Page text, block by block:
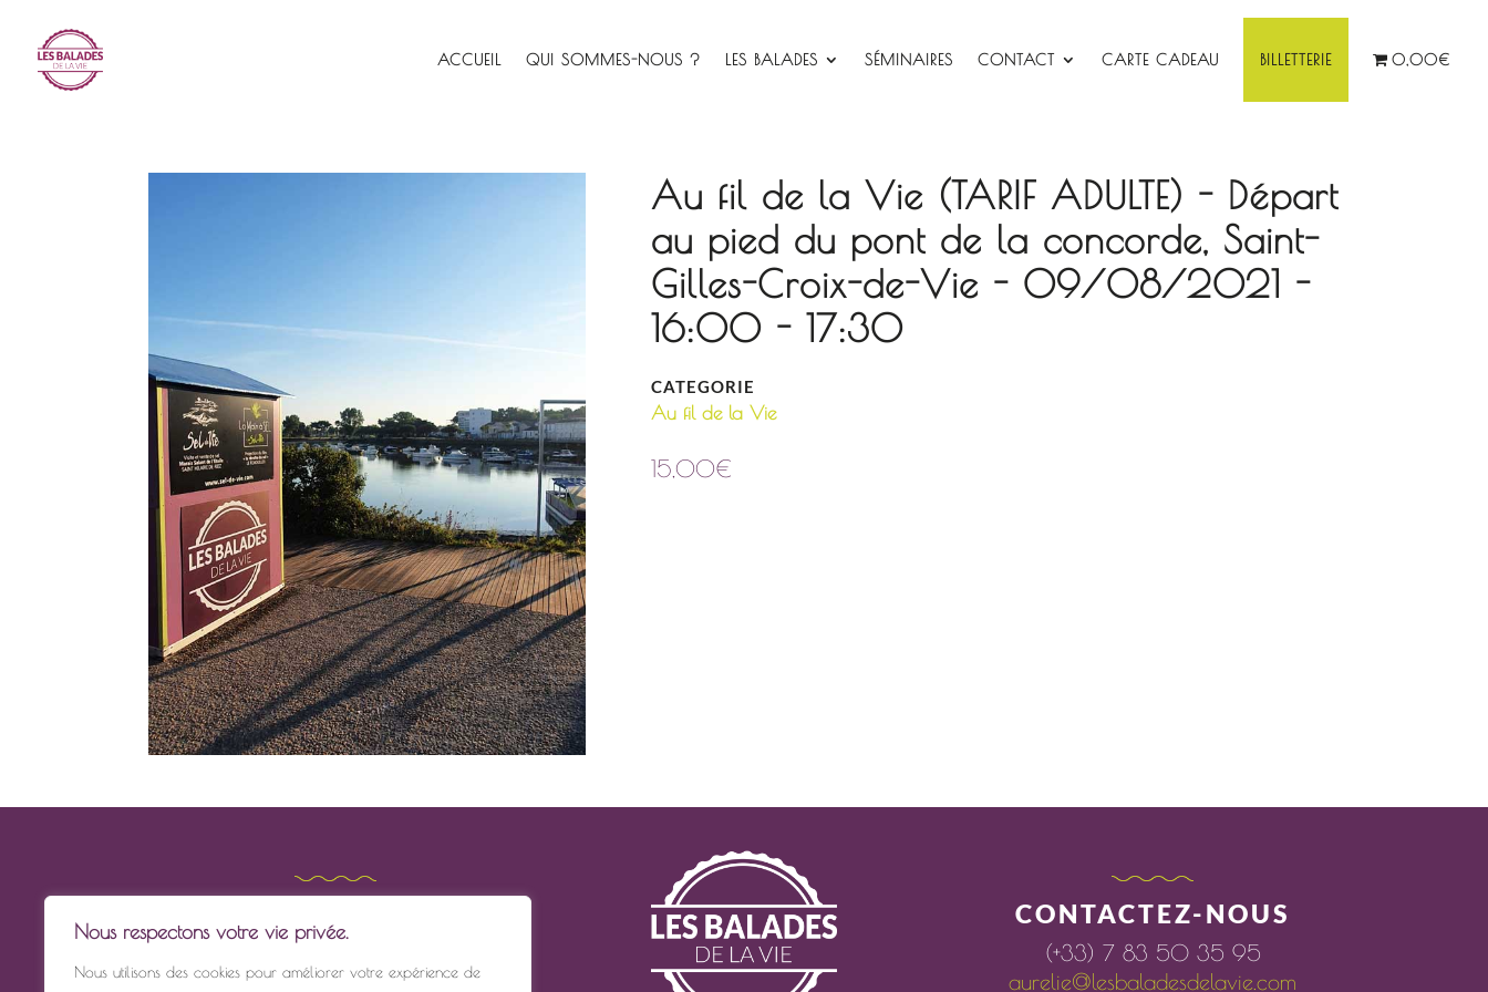
Nous respectons votre vie privée.
Nous utilisons des cookies pour améliorer votre expérience de
ACCUEIL QUI SOMMES-NOUS ? LES BALADES SÉMINAIRES CONTACT CARTE CADEAU BILLETTERIE 0,00€
Au fil de la Vie (TARIF ADULTE) - Départ
au pied du pont de la concorde, Saint-
Gilles-Croix-de-Vie - 09/08/2021 -
16:00 - 17:30
CATEGORIE
Au fil de la Vie
15,00€
Cabane Les Balades de la Vie
CONTACTEZ-NOUS
(+33) 7 83 50 35 95
aurelie@lesbaladesdelavie.com